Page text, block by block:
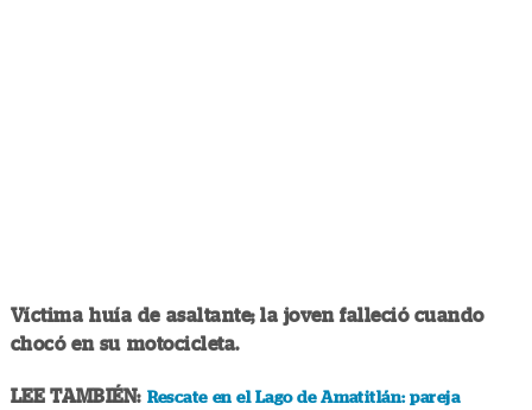
Víctima huía de asaltante; la joven falleció cuando
chocó en su motocicleta.
LEE TAMBIÉN: Rescate en el Lago de Amatitlán: pareja